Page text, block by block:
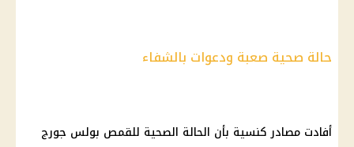
حالة صحية صعبة ودعوات بالشفاء
أفادت مصادر كنسية بأن الحالة الصحية للقمص بولس جورج